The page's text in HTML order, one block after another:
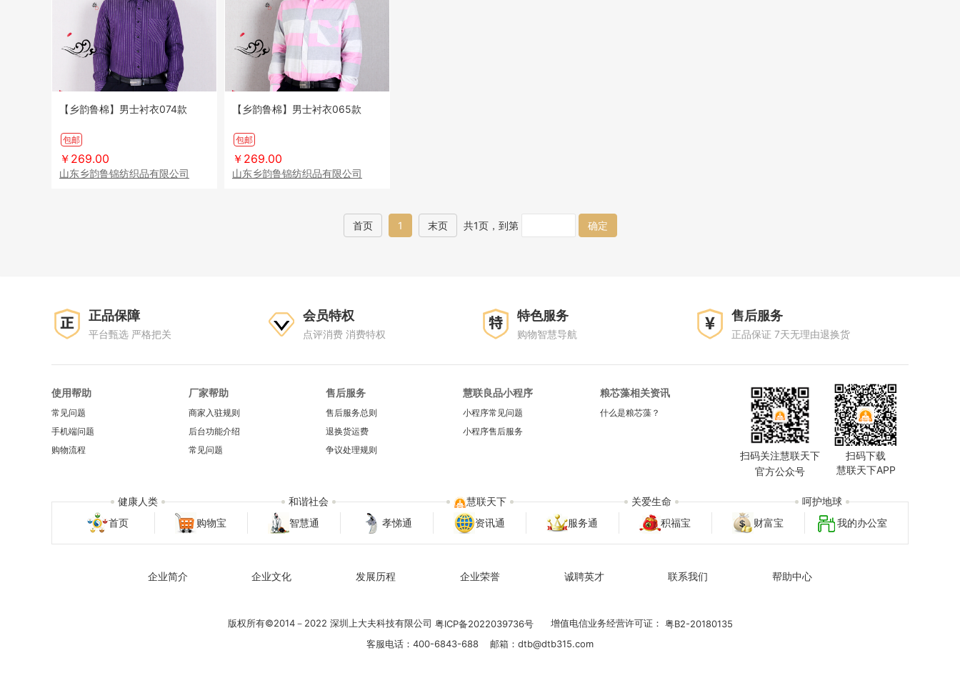
【乡韵鲁棉】男士衬衣074款
包邮
￥269.00
山东乡韵鲁锦纺织品有限公司
【乡韵鲁棉】男士衬衣065款
包邮
￥269.00
山东乡韵鲁锦纺织品有限公司
首页 1 末页 共1页，到第 确定
正品保障
平台甄选 严格把关
会员特权
点评消费 消费特权
特色服务
购物智慧导航
售后服务
正品保证 7天无理由退换货
使用帮助
常见问题
手机端问题
购物流程
厂家帮助
商家入驻规则
后台功能介绍
常见问题
售后服务
售后服务总则
退换货运费
争议处理规则
慧联良品小程序
小程序常见问题
小程序售后服务
粮芯藻相关资讯
什么是粮芯藻？
扫码关注慧联天下
官方公众号
扫码下载
慧联天下APP
首页 购物宝 智慧通 孝悌通 资讯通 服务通 积福宝 财富宝 我的办公室
健康人类 和谐社会 慧联天下 关爱生命 呵护地球
企业简介 企业文化 发展历程 企业荣誉 诚聘英才 联系我们 帮助中心
版权所有©2014－2022 深圳上大夫科技有限公司 粤ICP备2022039736号 增值电信业务经营许可证： 粤B2-20180135
客服电话：400-6843-688 邮箱：dtb@dtb315.com